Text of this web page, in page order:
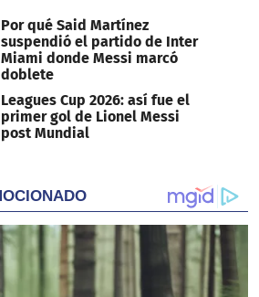
Por qué Said Martínez
suspendió el partido de Inter
Miami donde Messi marcó
doblete
Leagues Cup 2026: así fue el
primer gol de Lionel Messi
post Mundial